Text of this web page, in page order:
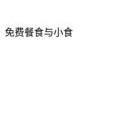
免费餐食与小食